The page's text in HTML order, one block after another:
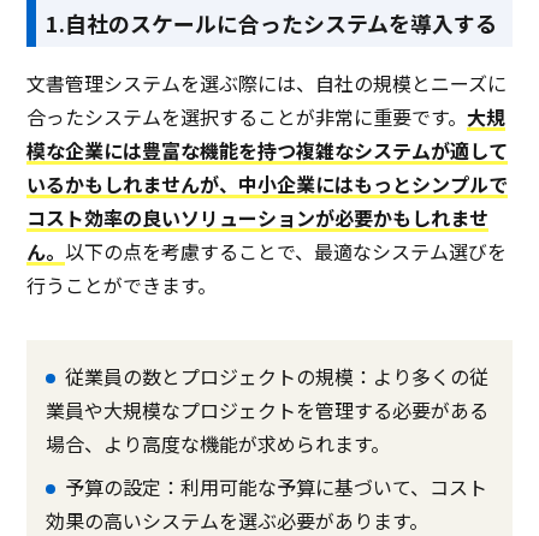
1.自社のスケールに合ったシステムを導入する
文書管理システムを選ぶ際には、自社の規模とニーズに
合ったシステムを選択することが非常に重要です。大規
模な企業には豊富な機能を持つ複雑なシステムが適して
いるかもしれませんが、中小企業にはもっとシンプルで
コスト効率の良いソリューションが必要かもしれませ
ん。 以下の点を考慮することで、最適なシステム選びを
行うことができます。
従業員の数とプロジェクトの規模：より多くの従
業員や大規模なプロジェクトを管理する必要がある
場合、より高度な機能が求められます。
予算の設定：利用可能な予算に基づいて、コスト
効果の高いシステムを選ぶ必要があります。